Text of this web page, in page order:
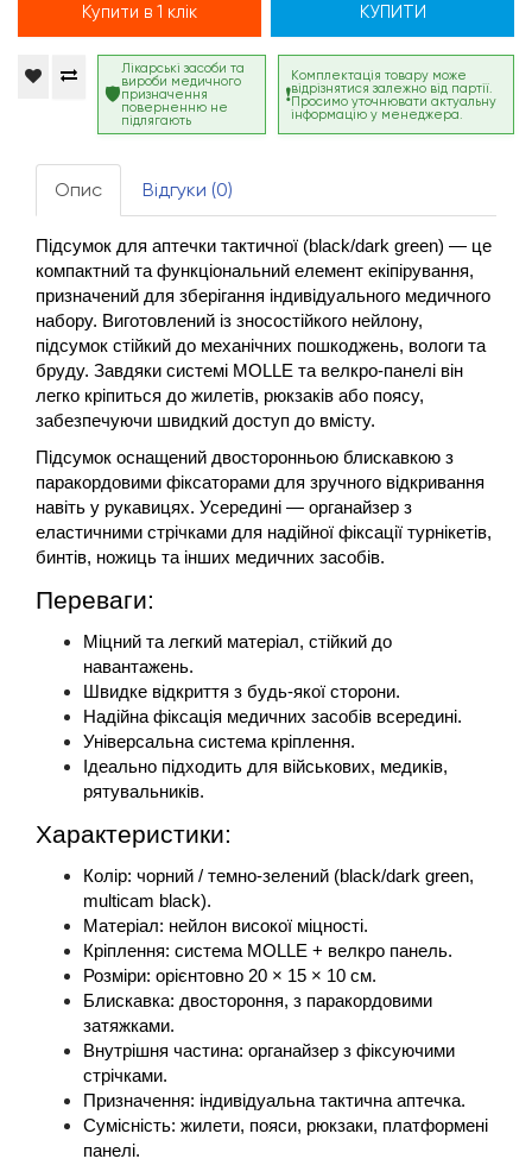
Купити в 1 клік КУПИТИ
Лікарські засоби та
вироби медичного
призначення
поверненню не
підлягають
Комплектація товару може
відрізнятися залежно від партії.
Просимо уточнювати актуальну
інформацію у менеджера.
Опис Відгуки (0)
Підсумок для аптечки тактичної (black/dark green) — це
компактний та функціональний елемент екіпірування,
призначений для зберігання індивідуального медичного
набору. Виготовлений із зносостійкого нейлону,
підсумок стійкий до механічних пошкоджень, вологи та
бруду. Завдяки системі MOLLE та велкро-панелі він
легко кріпиться до жилетів, рюкзаків або поясу,
забезпечуючи швидкий доступ до вмісту.
Підсумок оснащений двосторонньою блискавкою з
паракордовими фіксаторами для зручного відкривання
навіть у рукавицях. Усередині — органайзер з
еластичними стрічками для надійної фіксації турнікетів,
бинтів, ножиць та інших медичних засобів.
Переваги:
Міцний та легкий матеріал, стійкий до
навантажень.
Швидке відкриття з будь-якої сторони.
Надійна фіксація медичних засобів всередині.
Універсальна система кріплення.
Ідеально підходить для військових, медиків,
рятувальників.
Характеристики:
Колір: чорний / темно-зелений (black/dark green,
multicam black).
Матеріал: нейлон високої міцності.
Кріплення: система MOLLE + велкро панель.
Розміри: орієнтовно 20 × 15 × 10 см.
Блискавка: двостороння, з паракордовими
затяжками.
Внутрішня частина: органайзер з фіксуючими
стрічками.
Призначення: індивідуальна тактична аптечка.
Сумісність: жилети, пояси, рюкзаки, платформені
панелі.